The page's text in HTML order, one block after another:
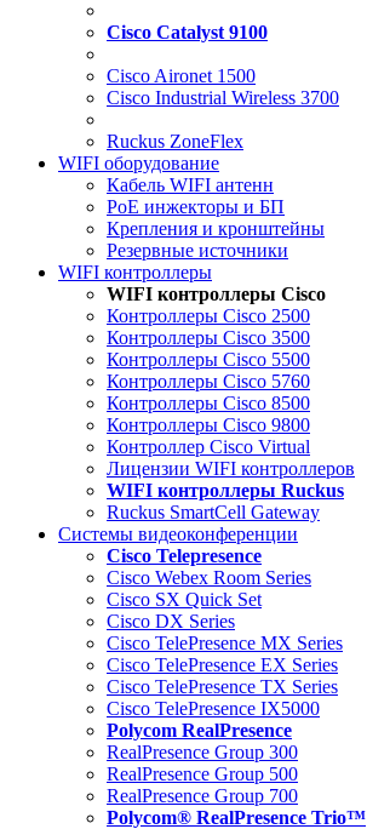
Cisco Catalyst 9100
Cisco Aironet 1500
Cisco Industrial Wireless 3700
Ruckus ZoneFlex
WIFI оборудование
Кабель WIFI антенн
PoE инжекторы и БП
Крепления и кронштейны
Резервные источники
WIFI контроллеры
WIFI контроллеры Cisco
Контроллеры Cisco 2500
Контроллеры Cisco 3500
Контроллеры Cisco 5500
Контроллеры Cisco 5760
Контроллеры Cisco 8500
Контроллеры Cisco 9800
Контроллер Cisco Virtual
Лицензии WIFI контроллеров
WIFI контроллеры Ruckus
Ruckus SmartCell Gateway
Системы видеоконференции
Cisco Telepresence
Cisco Webex Room Series
Cisco SX Quick Set
Cisco DX Series
Cisco TelePresence MX Series
Cisco TelePresence EX Series
Cisco TelePresence TX Series
Cisco TelePresence IX5000
Polycom RealPresence
RealPresence Group 300
RealPresence Group 500
RealPresence Group 700
Polycom® RealPresence Trio™